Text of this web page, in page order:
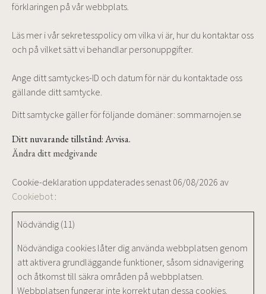
förklaringen på vår webbplats.
Läs mer i vår sekretesspolicy om vilka vi är, hur du kontaktar oss
och på vilket sätt vi behandlar personuppgifter.
Ange ditt samtyckes-ID och datum för när du kontaktade oss
gällande ditt samtycke.
Ditt samtycke gäller för följande domäner: sommarnojen.se
Ditt nuvarande tillstånd: Avvisa.
Ändra ditt medgivande
Cookie-deklaration uppdaterades senast 06/08/2026 av
Cookiebot :
Nödvändig (11)
Nödvändiga cookies låter dig använda webbplatsen genom
att aktivera grundläggande funktioner, såsom sidnavigering
och åtkomst till säkra områden på webbplatsen.
Webbplatsen fungerar inte korrekt utan dessa cookies.